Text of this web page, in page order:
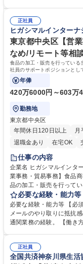
生に関する業務等■健康診
ポート■社内ルールの運用
部門業務 募集職種 【大阪/総務・人事（労務）担当者】3Dプリンター事
業/NTTデータG/年休129日
アが磨けます。 ◎NTTデ
もに、働き方改革も推進しています。 学歴・資格
短大 専修学校 語学力： 資
正社員
ヒガシマルインター
東京都中央区【営
なめ/リモート等相
食品の加工・販売を行っている
社員のサポートポジションとし
事業の根幹を支えていただきま
年俸
420万6000円～603万
勤務地
東京都中央区
年間休日120日以上
月
退職金あり
在宅OK
仕事の内容
企業名 ヒガシマルインターナショナル
業事務・貿易事務】食品商社/残
品の加工・販売を行って
します。営業社員のサポ
調整まで幅広く対応し、当社
業務、請求書発行 ■海外
の確認・作成 ■配送手配 ■
ルプロデュースしている
す。 募集職種 東京都中央区【営業事務・貿易事務】食品商社/残業少なめ/
必要な経験・能力等
必要な経験・能力等 【必
メールのやり取りに抵抗
通関業務の経験。 【働き方について】所定労働時間は7時間と短めで、残
の強み】1991年の設立以
ズに沿った冷凍水産物等
正社員
全国共済神奈川県生活